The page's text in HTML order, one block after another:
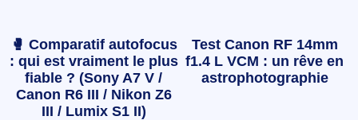
🥊 Comparatif autofocus
: qui est vraiment le plus
fiable ? (Sony A7 V /
Canon R6 III / Nikon Z6
III / Lumix S1 II)
Test Canon RF 14mm
f1.4 L VCM : un rêve en
astrophotographie